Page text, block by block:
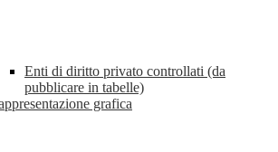
Enti di diritto privato controllati (da
pubblicare in tabelle)
grafica